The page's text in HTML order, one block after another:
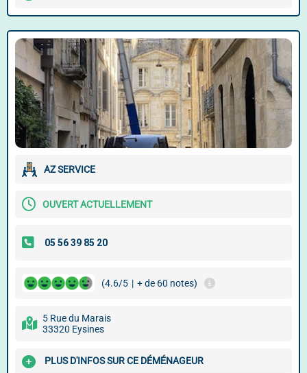
AZ SERVICE
OUVERT ACTUELLEMENT
(4.6/5 | + de 60 notes)
5 Rue du Marais
33320 Eysines
PLUS D'INFOS SUR CE DÉMÉNAGEUR